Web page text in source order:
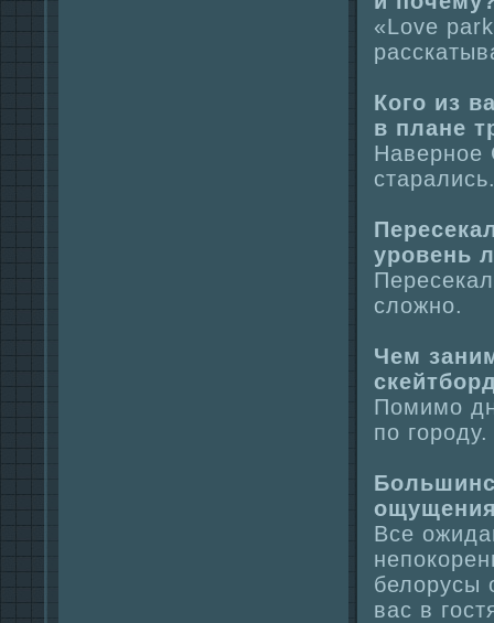
«Love
Кого из
в плане
Наверное
уровень
сложно.
Чем
Помимо
по городу.
Все
белорусы
вас в